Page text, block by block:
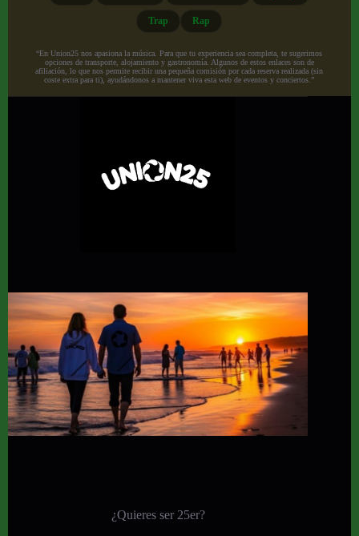
Trap Rap
“En Union25 nos apasiona la música. Para que tu experiencia sea completa, te sugerimos
opciones de transporte, alojamiento y gastronomía. Algunos de estos enlaces son de
afiliación, lo que nos permite recibir una pequeña comisión por cada reserva realizada (sin
coste extra para ti), ayudándonos a mantener viva esta web de eventos y conciertos.”
¿Quieres ser 25er?